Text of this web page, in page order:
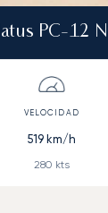
PC-12
519km/h
280 kts